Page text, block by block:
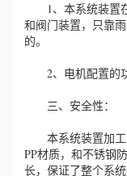
1、本系统装置在
和阀门装置，只靠
的。
2、电机配置的功
三、安全性：
本系统装置加工
PP材质，和不锈钢
长，保证了整个系